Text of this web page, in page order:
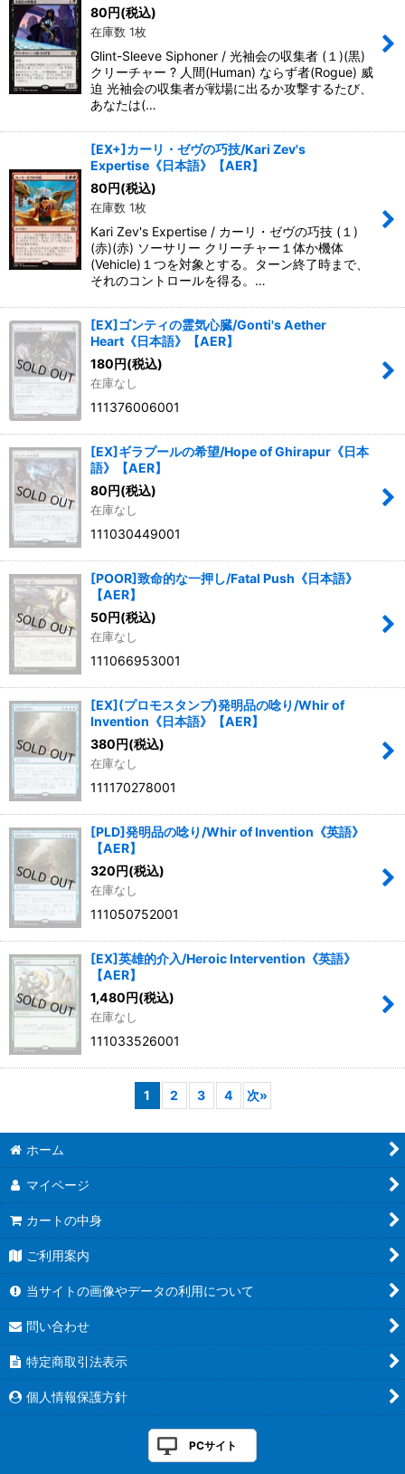
80円(税込)
在庫数 1枚
Glint-Sleeve Siphoner / 光袖会の収集者 (１)(黒)
クリーチャー ? 人間(Human) ならず者(Rogue) 威
迫 光袖会の収集者が戦場に出るか攻撃するたび、
あなたは(…
[EX+]カーリ・ゼヴの巧技/Kari Zev's
Expertise《日本語》【AER】
80円(税込)
在庫数 1枚
Kari Zev's Expertise / カーリ・ゼヴの巧技 (１)
(赤)(赤) ソーサリー クリーチャー１体か機体
(Vehicle)１つを対象とする。ターン終了時まで、
それのコントロールを得る。…
[EX]ゴンティの霊気心臓/Gonti's Aether
Heart《日本語》【AER】
180円(税込)
在庫なし
111376006001
[EX]ギラプールの希望/Hope of Ghirapur《日本
語》【AER】
80円(税込)
在庫なし
111030449001
[POOR]致命的な一押し/Fatal Push《日本語》
【AER】
50円(税込)
在庫なし
111066953001
[EX](プロモスタンプ)発明品の唸り/Whir of
Invention《日本語》【AER】
380円(税込)
在庫なし
111170278001
[PLD]発明品の唸り/Whir of Invention《英語》
【AER】
320円(税込)
在庫なし
111050752001
[EX]英雄的介入/Heroic Intervention《英語》
【AER】
1,480円(税込)
在庫なし
111033526001
1 2 3 4 次»
ホーム
マイページ
カートの中身
ご利用案内
当サイトの画像やデータの利用について
問い合わせ
特定商取引法表示
個人情報保護方針
PCサイト